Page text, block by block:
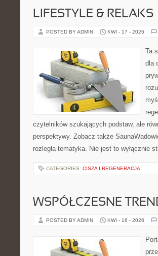
LIFESTYLE & RELAKS
POSTED BY ADMIN KWI - 17 - 2026
Ta
dla
czytelników szukających podstaw, ale
perspektywy. Zobacz także
rozległa tematyka. Nie jest to wyłącznie
CATEGORIES: CISZA I REGENERACJA
WSPÓŁCZESNE
POSTED BY ADMIN KWI - 16 - 2026